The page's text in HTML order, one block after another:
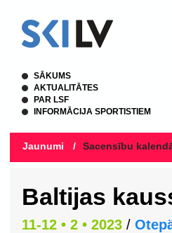
SĀKUMS
AKTUALITĀTES
PAR LSF
INFORMĀCIJA SPORTISTIEM
Jaunumi / Sacensību
Baltijas
11-12 • 2 • 2023 /